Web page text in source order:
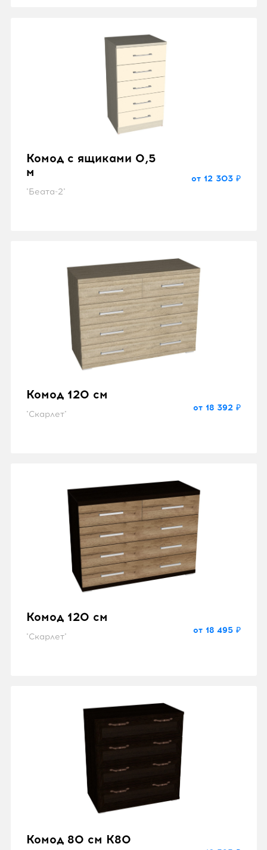
Комод с ящиками 0,5
м
"Беата-2"
от 12 303 ₽
Комод 120 см
"Скарлет"
от 18 392 ₽
Комод 120 см
"Скарлет"
от 18 495 ₽
Комод 80 см K80